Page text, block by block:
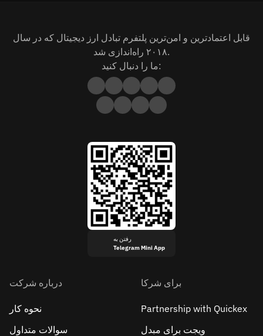
قابل اعتمادترین و امن‌ترین پلتفرم تبادل ارز دیجیتال که در سال
۲۰۱۸ راه‌اندازی شد.
ما را دنبال کنید:
رفتن به
Telegram Mini App
درباره شرکت
نحوه کار
سوالات متداول
برای شرکا
Partnership with Quickex
ویجت برای مبدل